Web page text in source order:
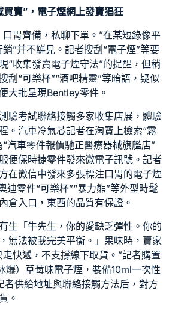
買賣”，電子煙網上發賣猖狂
口胃齊備，私聊下單。”在某短錄像平
”并不鮮見。記者搜刮“電子煙”等要
“收集發賣電子煙守法”的提醒，但稍
刮“可樂杯”“酒吧精靈”等暗語，疑似
大批呈現Bentley零件 。
驗考試聯絡接觸多家收集店展，體驗
。 汽車冷氣芯記者在淘寶上檢索“霧
“汽車零件報價馳正醫療器械旗艦店”
便保時捷零件發來微電子訊號。記者
在微信中發來多張標注口胃的電子煙
迪零件“可樂杯”“暴力熊”等外型時髦
倉入口，東西的品質有保證。
生「牛先生，你的愛缺乏彈性。你的
無法被我完美平衡。」果味時，賣家
快遞，不支撐線下取貨。”記者購置
爆）草莓味電子煙，裝備10ml一次性
者供給地址與聯絡接觸方法后，對方
。